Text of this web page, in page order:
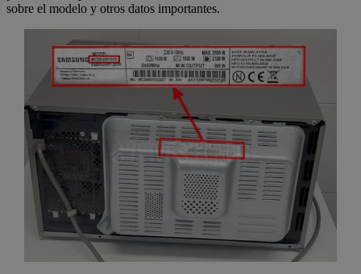
sobre el modelo y otros datos importantes.